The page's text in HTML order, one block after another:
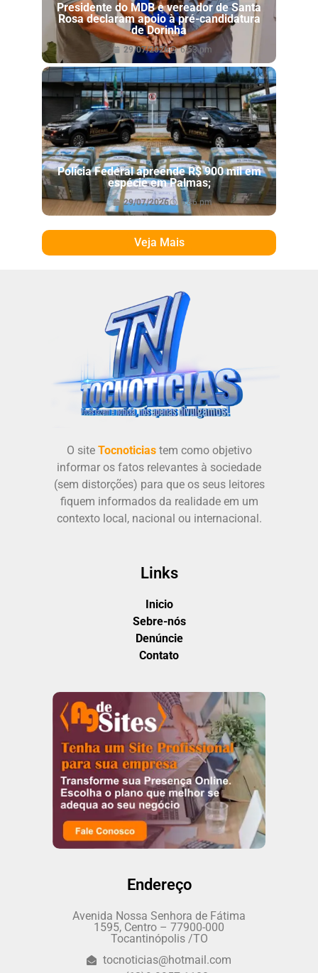
Presidente do MDB e vereador de Santa
Rosa declaram apoio à pré-candidatura
de Dorinha
29/07/2026 6:53 pm
Polícia Federal apreende R$ 900 mil em
espécie em Palmas;
29/07/2026 6:46 pm
Veja Mais
O site Tocnoticiastem como objetivo
informar os fatos relevantes à sociedade
(sem distorções) para que os seus leitores
fiquem informados da realidade em um
contexto local, nacional ou internacional.
Links
Inicio
Sebre-nós
Denúncie
Contato
Endereço
Avenida Nossa Senhora de Fátima
1595, Centro – 77900-000
Tocantinópolis /TO
tocnoticias@hotmail.com